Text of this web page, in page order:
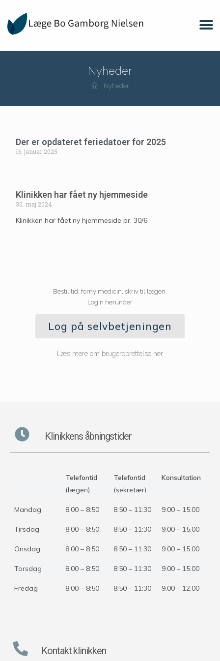
Nyheder
Nyheder
Der er opdateret feriedatoer for 2025
16. januar 2025
Klinikken har fået ny hjemmeside
30. maj 2024
Klinikken har fået ny hjemmeside pr. 30/6
Bestil tid, forny medicin, skriv til lægen.
Login herunder
Log på selvbetjeningen
Læs mere om brugeroprettelse her
Klinikkens åbningstider
Telefontid
(lægen)
Telefontid
(sekretær)
Konsultation
Mandag 8.00 – 8:50 8:50 – 11:30 9.00 – 15.00
Tirsdag 8.00 – 8:50 8:50 – 11:30 9.00 – 15.00
Onsdag 8.00 – 8:50 8:50 – 11:30 9.00 – 15.00
Torsdag 8.00 – 8:50 8:50 – 11:30 9.00 – 15.00
Fredag 8.00 – 8:50 8:50 – 11:30 9.00 – 12.00
Kontakt klinikken